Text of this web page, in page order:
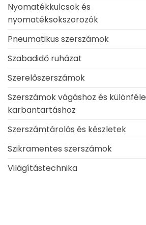
Nyomatékkulcsok és
nyomatéksokszorozók
Pneumatikus szerszámok
Szabadidő ruházat
Szerelőszerszámok
Szerszámok vágáshoz és különféle
karbantartáshoz
Szerszámtárolás és készletek
Szikramentes szerszámok
Világítástechnika